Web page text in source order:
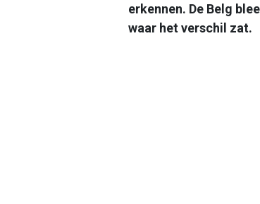
erkennen. De Belg
waar het verschil zat.